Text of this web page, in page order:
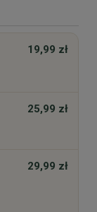
19,99 zł
25,99 zł
29,99 zł